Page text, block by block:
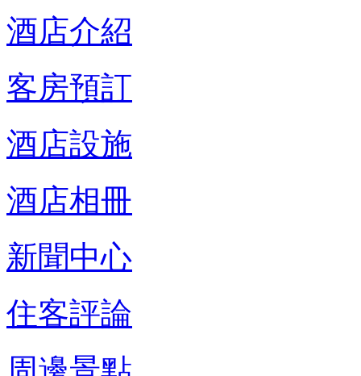
酒店介紹
客房預訂
酒店設施
酒店相冊
新聞中心
住客評論